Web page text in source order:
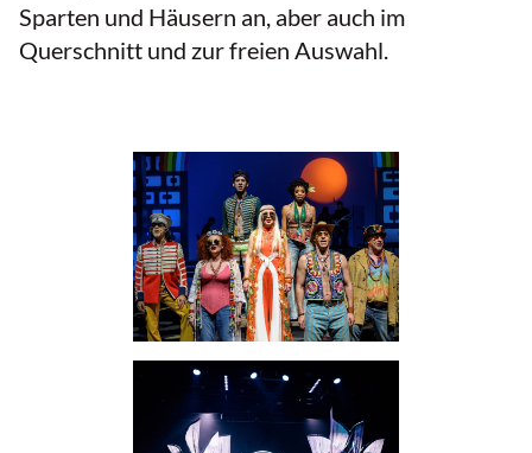
Sparten und Häusern an, aber auch im
Querschnitt und zur freien Auswahl.
Oper / Ballett / Tanz